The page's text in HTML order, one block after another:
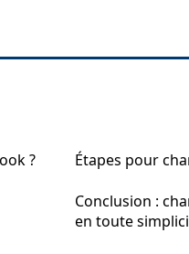
? Étapes pour
Conclusion :
en toute